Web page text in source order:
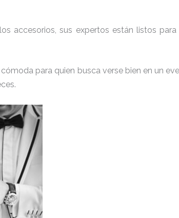
accesorios, sus expertos están listos
para quien busca verse bien en un